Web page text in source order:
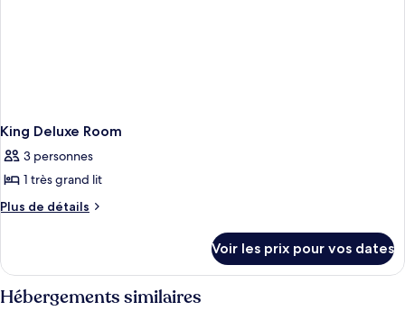
King Deluxe Room
3 personnes
1 très grand lit
Plus de détails
Plus
le
type
de
Voir les prix pour vos dates
Hébergements similaires